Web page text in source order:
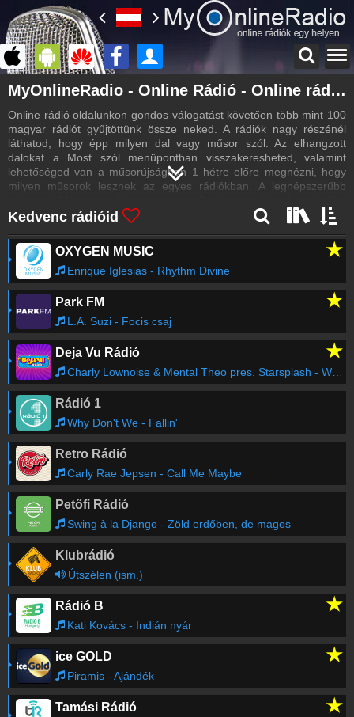
Bejelentkezés
Hozz létre saját fiókot!
Kapcsolat
Írj nekünk!
Most szól
Ezek szólnak a rádiókban
Rádióműsorok
Rádiós hírek
Legfrissebb rádiós hírek
Partnerek
Rádiós partnerek
Rádió beágyazás
Ágyazd be weboldaladba
Online rádió készítés
Készítés lépésről lépésre
MyOnlineRadio - Online Rádió - Online rádiók egy helyen
Online rádió oldalunkon gondos válogatást követően több mint 100
magyar rádiót gyűjtöttünk össze neked. A rádiók nagy részénél
láthatod, hogy épp milyen dal vagy műsor szól. Az elhangzott
dalokat a Most szól menüpontban visszakeresheted, valamint
lehetőséged van a műsorújságban 1 hétre előre megnézni, hogy
milyen műsorok lesznek az egyes rádiókban. A legnépszerűbb
vissza is hallgathatod.
Kedvenc rádióid
OXYGEN MUSIC ★
Enrique Iglesias - Rhythm Divine
Park FM ★
L.A. Suzi - Focis csaj
Deja Vu Rádió ★
Charly Lownoise & Mental Theo pres. Starsplash - Wonderful Days 2001
Rádió 1
Why Don't We - Fallin'
Retro Rádió
Carly Rae Jepsen - Call Me Maybe
Petőfi Rádió
Swing à la Django - Zöld erdőben, de magos
Klubrádió
Útszélen (ism.)
Rádió B ★
Kati Kovács - Indián nyár
ice GOLD ★
Piramis - Ajándék
Tamási Rádió ★